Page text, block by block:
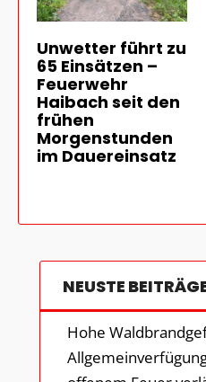
Unwetter führt zu
65 Einsätzen –
Feuerwehr
Haibach seit den
frühen
Morgenstunden
im Dauereinsatz
NEUSTE
Hohe